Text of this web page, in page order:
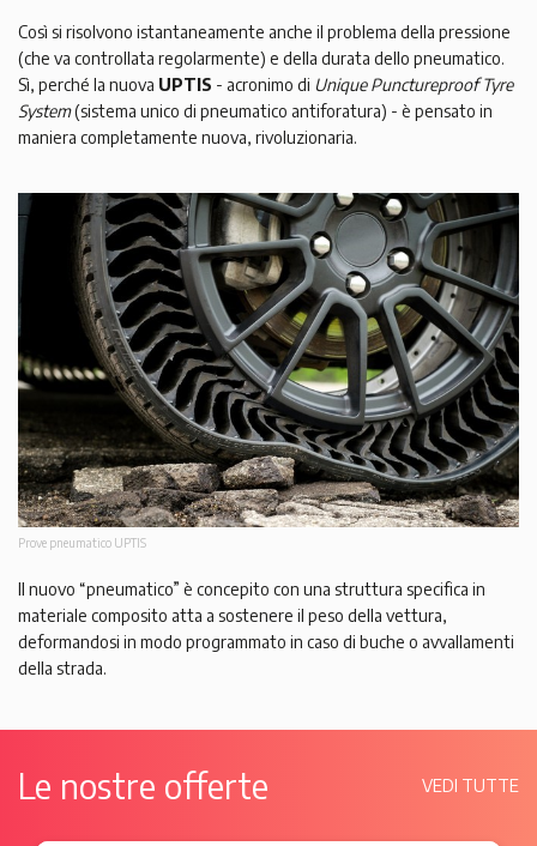
Così si risolvono istantaneamente anche il problema della pressione
(che va controllata regolarmente) e della durata dello pneumatico.
Sì, perché la nuova UPTIS - acronimo di Unique Punctureproof Tyre
System(sistema unico di pneumatico antiforatura) - è pensato in
maniera completamente nuova, rivoluzionaria.
Prove pneumatico UPTIS
Il nuovo “pneumatico” è concepito con una struttura specifica in
materiale composito atta a sostenere il peso della vettura,
deformandosi in modo programmato in caso di buche o avvallamenti
della strada.
Le nostre offerte VEDI TUTTE